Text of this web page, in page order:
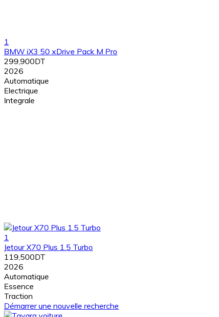
1
BMW iX3 50 xDrive Pack M Pro
299,900DT
2026
Automatique
Electrique
Integrale
1
Jetour X70 Plus 1.5 Turbo
119,500DT
2026
Automatique
Essence
Traction
Démarrer une nouvelle recherche